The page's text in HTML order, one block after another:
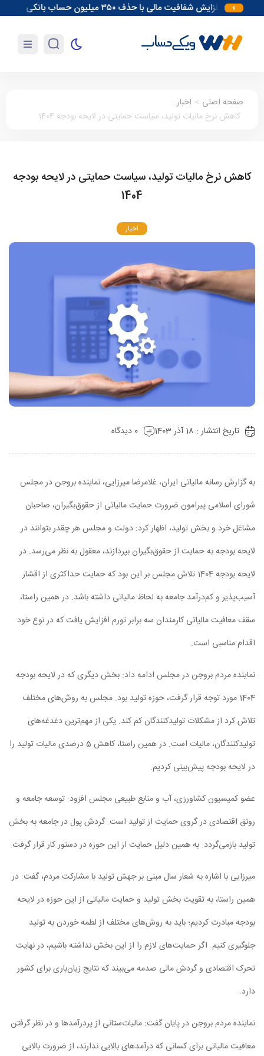
افزایش شفافیت مالی با حذف ۳۵۰ میلیون حساب بانکی
صفحه اصلی > اخبار :
کاهش نرخ مالیات تولید، سیاست حمایتی در لایحه بودجه 1404
کاهش نرخ مالیات تولید، سیاست حمایتی در لایحه بودجه
1404
اخبار
تاریخ انتشار : 18 آذر 1403 0 دیدگاه
به گزارش رسانه مالیاتی ایران، غلامرضا میرزایی، نماینده بروجن در مجلس
شورای اسلامی پیرامون ضرورت حمایت مالیاتی از حقوق‌بگیران، صاحبان
مشاغل خرد و بخش تولید، اظهار کرد: دولت و مجلس هر چقدر بتوانند در
لایحه بودجه به حمایت از حقوق‌بگیران بپردازند، معقول به نظر می‌رسد. در
لایحه بودجه 1404 تلاش مجلس بر این بود که حمایت حداکثری از اقشار
آسیب‌پذیر و کم‌درآمد جامعه به لحاظ مالیاتی داشته باشد. در همین راستا،
سقف معافیت مالیاتی کارمندان سه برابر تورم افزایش یافت که در نوع خود
اقدام مناسبی است.
نماینده مردم بروجن در مجلس ادامه داد: بخش دیگری که در لایحه بودجه
1404 مورد توجه قرار گرفت، حوزه تولید بود. مجلس به روش‌های مختلف
تلاش کرد از مشکلات تولیدکنندگان کم کند. یکی از مهم‌ترین دغدغه‌های
تولیدکنندگان، مالیات است. در همین راستا، کاهش 5 درصدی مالیات تولید را
در لایحه بودجه پیش‌بینی کردیم.
عضو کمیسیون کشاورزی، آب و منابع طبیعی مجلس افزود: توسعه جامعه و
رونق اقتصادی در گروی حمایت از تولید است. گردش پول در جامعه به بخش
تولید بازمی‌گردد. به همین دلیل حمایت از این حوزه در دستور کار قرار گرفت.
میرزایی با اشاره به شعار سال مبنی بر جهش تولید با مشارکت مردم، گفت: در
همین راستا، به تقویت بخش تولید و حمایت مالیاتی از این حوزه در لایحه
بودجه مبادرت کردیم؛ باید به روش‌های مختلف از لطمه خوردن به تولید
جلوگیری کنیم. اگر حمایت‌های لازم را از این بخش نداشته باشیم، در نهایت
تحرک اقتصادی و گردش مالی صدمه می‌بیند که نتایج زیان‌باری برای کشور
دارد.
نماینده مردم بروجن در پایان گفت: مالیات‌ستانی از پردرآمدها و در نظر گرفتن
معافیت مالیاتی برای کسانی که درآمدهای بالایی ندارند، از ضرورت بالایی